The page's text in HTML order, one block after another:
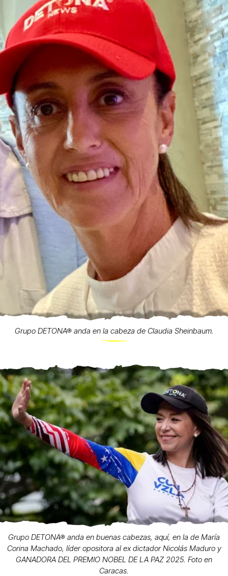
Grupo DETONA® anda en la cabeza de Claudia Sheinbaum.
Grupo DETONA® anda en buenas cabezas, aquí, en la de María
Corina Machado, líder opositora al ex dictador Nicolás Maduro y
GANADORA DEL PREMIO NOBEL DE LA PAZ 2025. Foto en
Caracas.